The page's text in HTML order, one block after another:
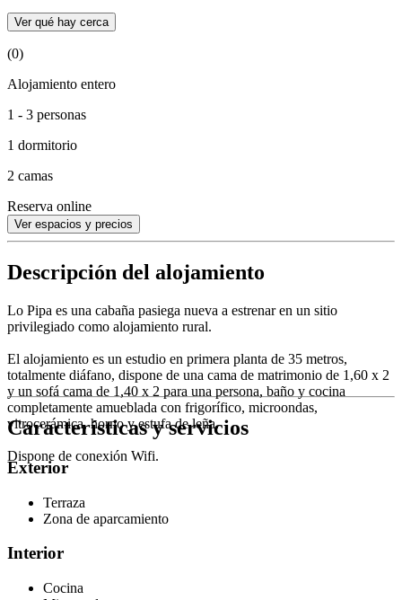
Ver qué hay cerca
(0)
Alojamiento entero
1 - 3 personas
1 dormitorio
2 camas
Reserva online
Ver espacios y precios
Descripción del alojamiento
Lo Pipa es una cabaña pasiega nueva a estrenar en un sitio
privilegiado como alojamiento rural.
El alojamiento es un estudio en primera planta de 35 metros,
totalmente diáfano, dispone de una cama de matrimonio de 1,60 x 2
y un sofá cama de 1,40 x 2 para una persona, baño y cocina
completamente amueblada con frigorífico, microondas,
vitrocerámica, horno y estufa de leña.
Dispone de conexión Wifi.
Características y servicios
Exterior
Terraza
Zona de aparcamiento
Interior
Cocina